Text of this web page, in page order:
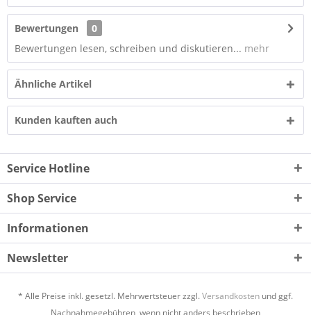
Bewertungen
0
Bewertungen lesen, schreiben und diskutieren... mehr
Ähnliche Artikel
Kunden kauften auch
Service Hotline
Shop Service
Informationen
Newsletter
* Alle Preise inkl. gesetzl. Mehrwertsteuer zzgl.Versandkosten und ggf.